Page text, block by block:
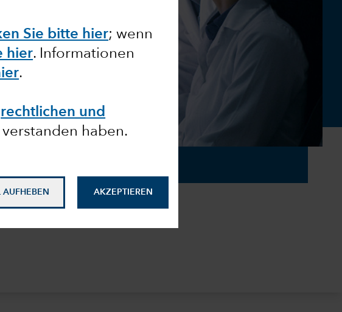
Sie bitte hier; wenn
hier. Informationen
.
rechtlichen und
haben.
AKZEPTIEREN